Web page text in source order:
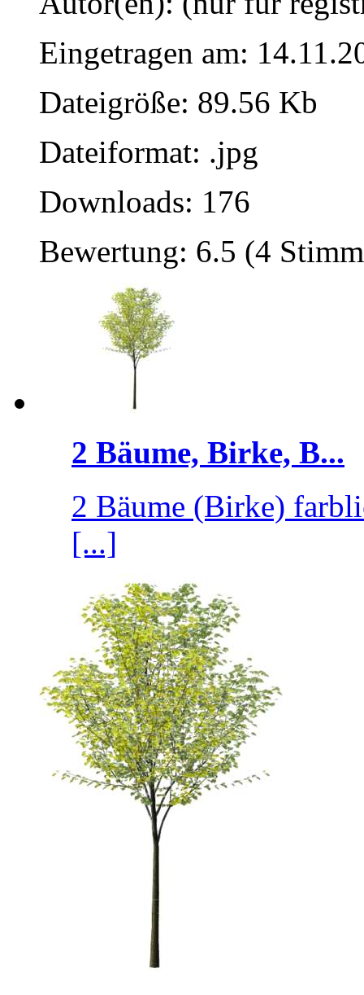
Eingetragen am:
Dateigröße: 89.56 Kb
Dateiformat: .jpg
Downloads: 176
Bewertung: 6.5 (4
2 Bäume, Birke, B...
2 Bäume (Birke)
[...]